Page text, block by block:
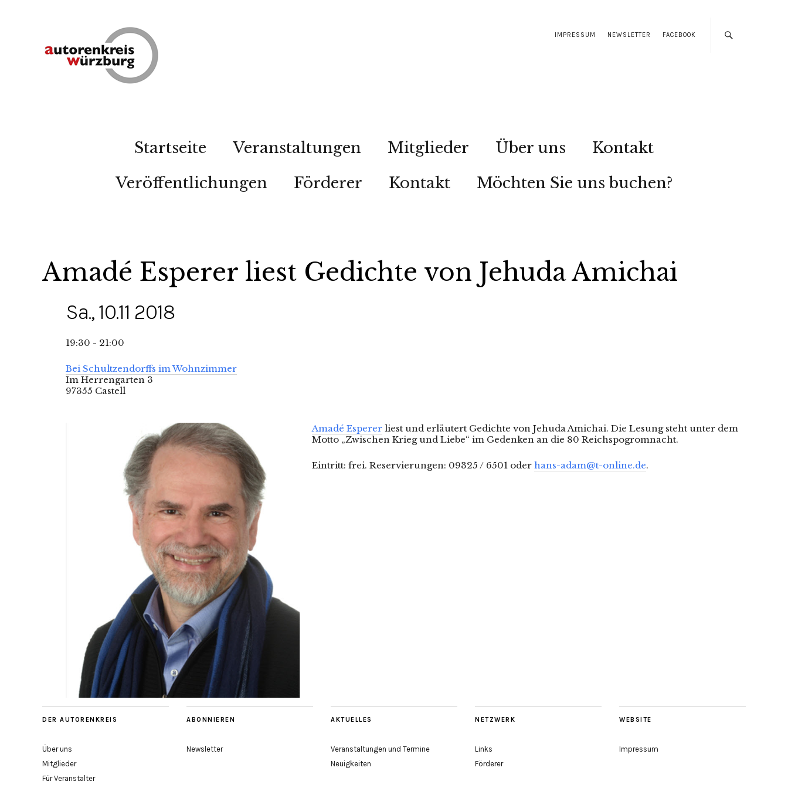
IMPRESSUM NEWSLETTER FACEBOOK
Startseite Veranstaltungen Mitglieder Über uns
Kontakt
Veröffentlichungen
Förderer Kontakt Möchten Sie uns buchen?
Amadé Esperer liest Gedichte von Jehuda Amichai
Sa., 10.11 2018
19:30 - 21:00
Bei Schultzendorffs im Wohnzimmer
Im Herrengarten 3
97355 Castell
Amadé Esperer liest und erläutert Gedichte von Jehuda Amichai. Die Lesung steht unter dem
Motto „Zwischen Krieg und Liebe“ im Gedenken an die 80 Reichspogromnacht.
Eintritt: frei. Reservierungen: 09325 / 6501 oder hans-adam@t-online.de.
DER AUTORENKREIS
Über uns
Mitglieder
Für Veranstalter
ABONNIEREN
Newsletter
AKTUELLES
Veranstaltungen und Termine
Neuigkeiten
NETZWERK
Links
Förderer
WEBSITE
Impressum